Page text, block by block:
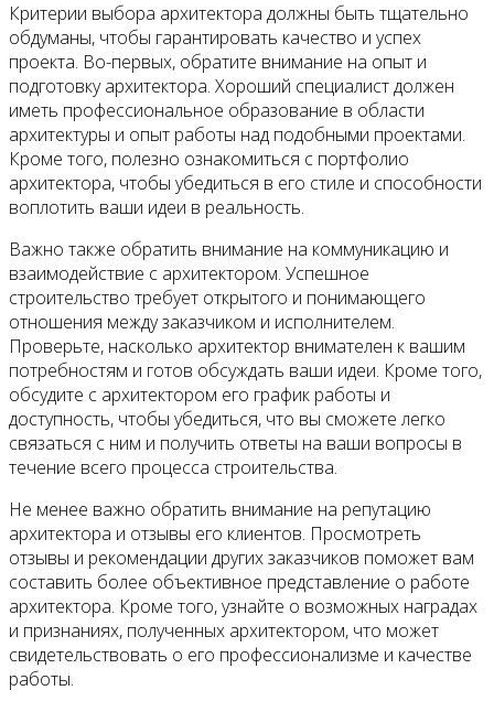
Критерии выбора архитектора должны быть тщательно
обдуманы, чтобы гарантировать качество и успех
проекта. Во-первых, обратите внимание на опыт и
подготовку архитектора. Хороший специалист должен
иметь профессиональное образование в области
архитектуры и опыт работы над подобными проектами.
Кроме того, полезно ознакомиться с портфолио
архитектора, чтобы убедиться в его стиле и способности
воплотить ваши идеи в реальность.
Важно также обратить внимание на коммуникацию и
взаимодействие с архитектором. Успешное
строительство требует открытого и понимающего
отношения между заказчиком и исполнителем.
Проверьте, насколько архитектор внимателен к вашим
потребностям и готов обсуждать ваши идеи. Кроме того,
обсудите с архитектором его график работы и
доступность, чтобы убедиться, что вы сможете легко
связаться с ним и получить ответы на ваши вопросы в
течение всего процесса строительства.
Не менее важно обратить внимание на репутацию
архитектора и отзывы его клиентов. Просмотреть
отзывы и рекомендации других заказчиков поможет вам
составить более объективное представление о работе
архитектора. Кроме того, узнайте о возможных наградах
и признаниях, полученных архитектором, что может
свидетельствовать о его профессионализме и качестве
работы.